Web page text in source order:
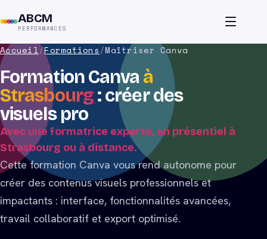
ABCM
PERFORMANCES
Accueil/Formations/Maîtriser Canva
Formation Canvaà
Strasbourg: créer des
visuels pro
Avec une formatrice experte, en présentiel à
Strasbourg ou à distance.
Cette formation Canva vous rend autonome pour
créer des contenus visuels professionnels et
impactants : interface, fonctionnalités avancées,
travail collaboratif et export optimisé.